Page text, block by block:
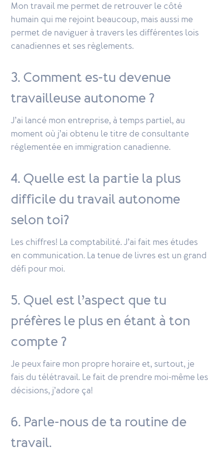
Mon travail me permet de retrouver le côté
humain qui me rejoint beaucoup, mais aussi me
permet de naviguer à travers les différentes lois
canadiennes et ses règlements.
3. Comment es-tu devenue
travailleuse autonome ?
J’ai lancé mon entreprise, à temps partiel, au
moment où j’ai obtenu le titre de consultante
réglementée en immigration canadienne.
4. Quelle est la partie la plus
difficile du travail autonome
selon toi?
Les chiffres! La comptabilité. J’ai fait mes études
en communication. La tenue de livres est un grand
défi pour moi.
5. Quel est l’aspect que tu
préfères le plus en étant à ton
compte ?
Je peux faire mon propre horaire et, surtout, je
fais du télétravail. Le fait de prendre moi-même les
décisions, j’adore ça!
6. Parle-nous de ta routine de
travail.